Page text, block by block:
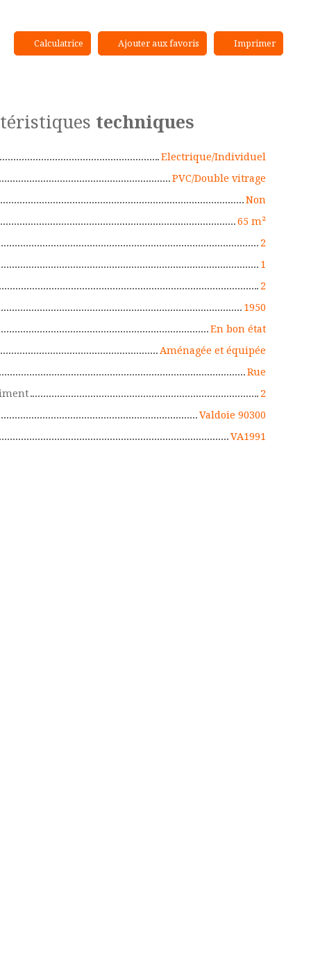
Calculatrice Ajouter aux favoris Imprimer
techniques
Electrique/Individuel
PVC/Double vitrage
Non
65 m²
2
1
2
1950
En bon état
Aménagée et équipée
Rue
2
Valdoie 90300
VA1991